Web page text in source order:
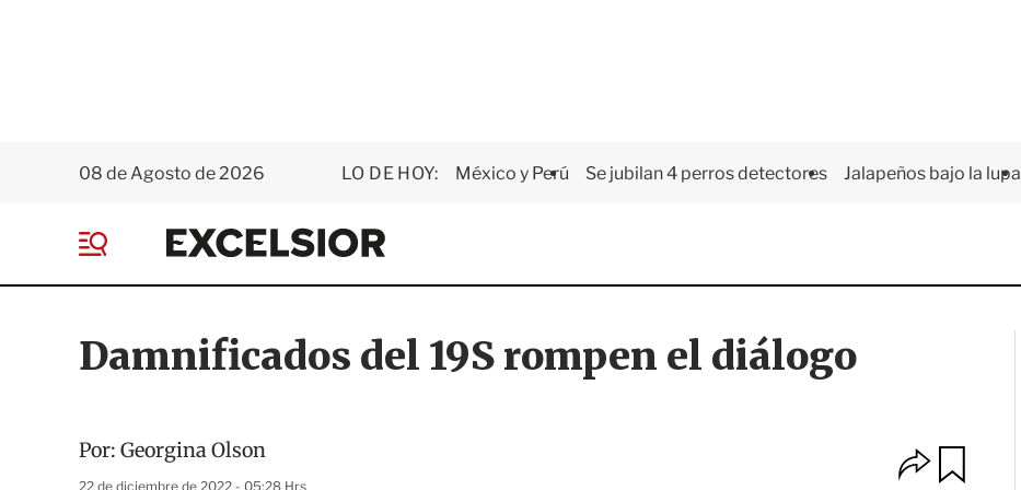
08 de Agosto de 2026 LO DE HOY: México y Perú Se jubilan 4 perros detectores Jalapeños bajo la lupa
E
x
e
i
o
e
Damnificados del 19S rompen el diálogo
Por: Georgina Olson
22 de diciembre de 2022 - 05:28 Hrs
O
p